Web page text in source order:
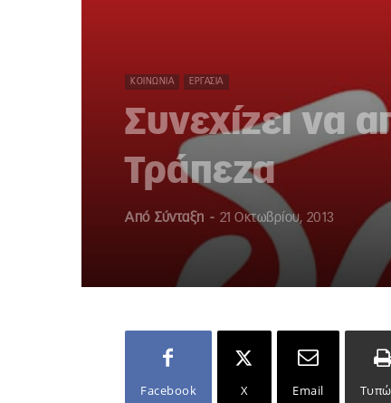
ΚΟΙΝΩΝΊΑ ΕΡΓΑΣΊΑ
Συνεχίζει να
Τράπεζα
Από Σύνταξη - 21 Οκτωβρίου, 2013
Facebook X Email